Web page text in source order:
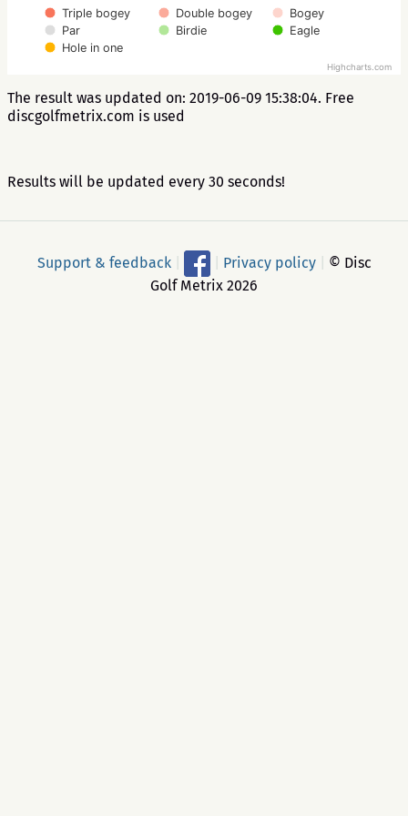
Triple bogey Double bogey
Bogey
Par
Birdie
Eagle
Hole in one
Highcharts.com
The result was updated on: 2019-06-09 15:38:04. Free
discgolfmetrix.com is used
Results will be updated every 30 seconds!
Support & feedback Privacy policy
© Disc
Golf Metrix 2026